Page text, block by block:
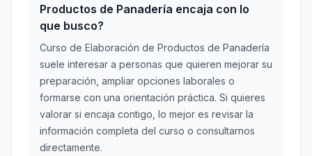
Productos de Panadería encaja con lo
que busco?
Curso de Elaboración de Productos de Panadería
suele interesar a personas que quieren mejorar su
preparación, ampliar opciones laborales o
formarse con una orientación práctica. Si quieres
valorar si encaja contigo, lo mejor es revisar la
información completa del curso o consultarnos
directamente.